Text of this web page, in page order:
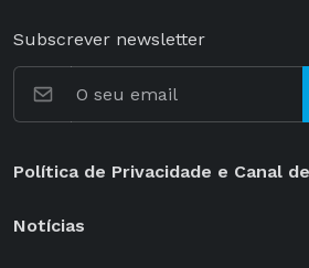
Subscrever newsletter
Política de Privacidade e Canal
Notícias